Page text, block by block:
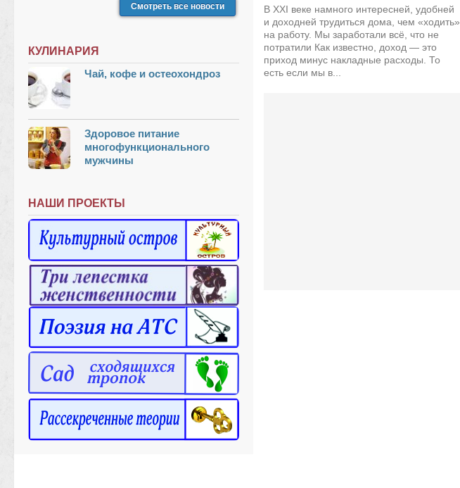
В XXI веке намного интересней, удобней
и доходней трудиться дома, чем «ходить»
на работу. Мы заработали всё, что не
потратили Как известно, доход — это
приход минус накладные расходы. То
есть если мы в...
Смотреть все новости
КУЛИНАРИЯ
Чай, кофе и остеохондроз
Здоровое питание
многофункционального
мужчины
НАШИ ПРОЕКТЫ